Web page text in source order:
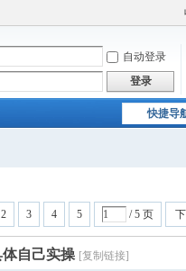
自动登录
登录
快捷导
2 3 4 5 / 5 页
自己实操 [复制链接]